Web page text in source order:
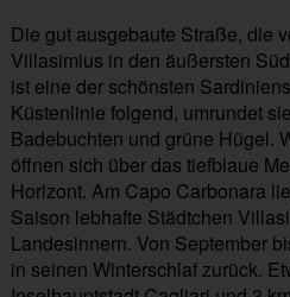
Die gut ausgebaute Straße, die
Villasimius in den äußersten
ist eine der schönsten
Küstenlinie folgend, umrundet
Badebuchten und grüne Hügel.
öffnen sich über das tiefblaue
Horizont. Am Capo Carbonara
Saison lebhafte Städtchen
Landesinnern. Von September
in seinen Winterschlaf zurück.